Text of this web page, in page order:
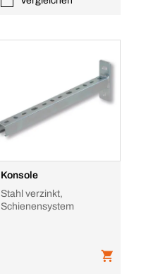
Konsole
Stahl verzinkt,
Schienensystem